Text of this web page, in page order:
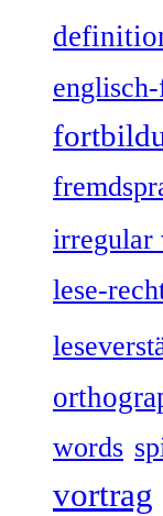
irregular
lese-
words
vortrag